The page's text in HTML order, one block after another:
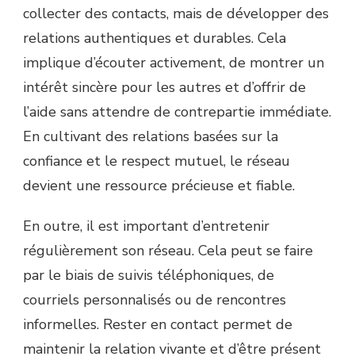
collecter des contacts, mais de développer des
relations authentiques et durables. Cela
implique d’écouter activement, de montrer un
intérêt sincère pour les autres et d’offrir de
l’aide sans attendre de contrepartie immédiate.
En cultivant des relations basées sur la
confiance et le respect mutuel, le réseau
devient une ressource précieuse et fiable.
En outre, il est important d’entretenir
régulièrement son réseau. Cela peut se faire
par le biais de suivis téléphoniques, de
courriels personnalisés ou de rencontres
informelles. Rester en contact permet de
maintenir la relation vivante et d’être présent